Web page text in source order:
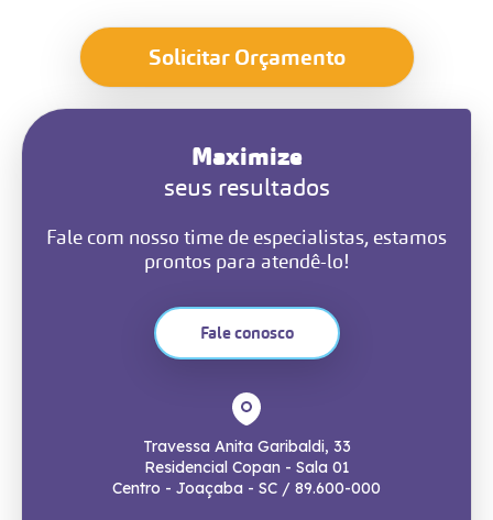
Solicitar Orçamento
Maximize
seus resultados
Fale com nosso time de especialistas, estamos
prontos para atendê-lo!
Fale conosco
Travessa Anita Garibaldi, 33
Residencial Copan - Sala 01
Centro - Joaçaba - SC / 89.600-000